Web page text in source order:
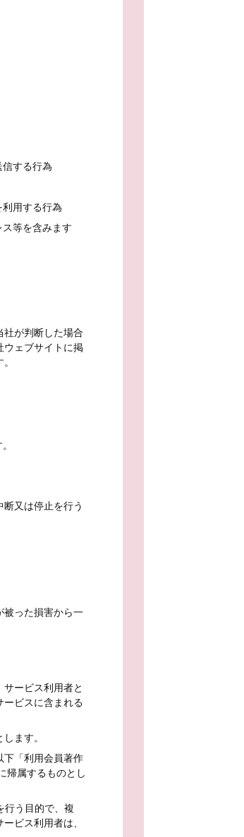
する行為
用する行為
等を含みます
社が判断した場合
ウェブサイトに掲
又は停止を行う
被った損害から一
ービス利用者と
ービスに含まれる
ます。
下「利用会員著作
帰属するものとし
行う目的で、複
ビス利用者は、